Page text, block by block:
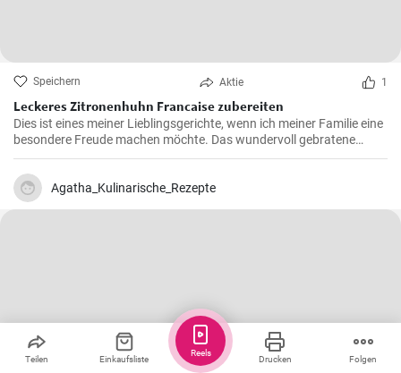
Speichern Aktie 1
Leckeres Zitronenhuhn Francaise zubereiten
Dies ist eines meiner Lieblingsgerichte, wenn ich meiner Familie eine
besondere Freude machen möchte. Das wundervoll gebratene
Hähnchen, mariniert in cremigem Eierteig und überzogen mit einer
zitronigen Sauce, ist immer wieder beeindruckend. Glauben Sie mir,
wenn Sie dieses schmackhafte Chicken Francaise einmal probiert
haben, werden Sie es in Ihre Liste der Lieblingsrezepte aufnehmen.
Agatha_Kulinarische_Rezepte
Teilen Einkaufsliste Drucken Folgen
Reels